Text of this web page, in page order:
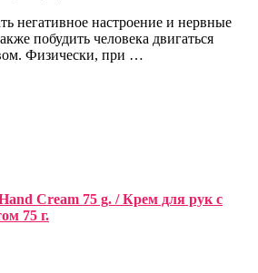
негативное настроение и нервные
побудить человека двигаться
Физически, при …
Cream 75 g. / Крем для рук с
75 г.